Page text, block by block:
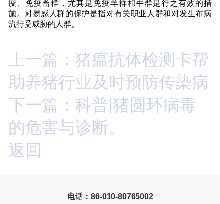
疫、免疫畜群，尤其是免疫羊群和牛群是行之有效的措
施。对易感人群的保护是指对有关职业人群和对发生布病
流行受威胁的人群。
上一篇：猪瘟抗体检测卡帮
助养猪行业及时预防传染病
下一篇：科普|猪圆环病毒
的危害与诊断。
返回
电话：86-010-80765002